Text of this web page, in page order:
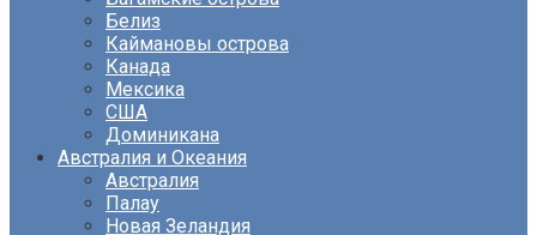
Белиз
Каймановы острова
Канада
Мексика
США
Доминикана
Австралия и Океания
Австралия
Палау
Новая Зеландия